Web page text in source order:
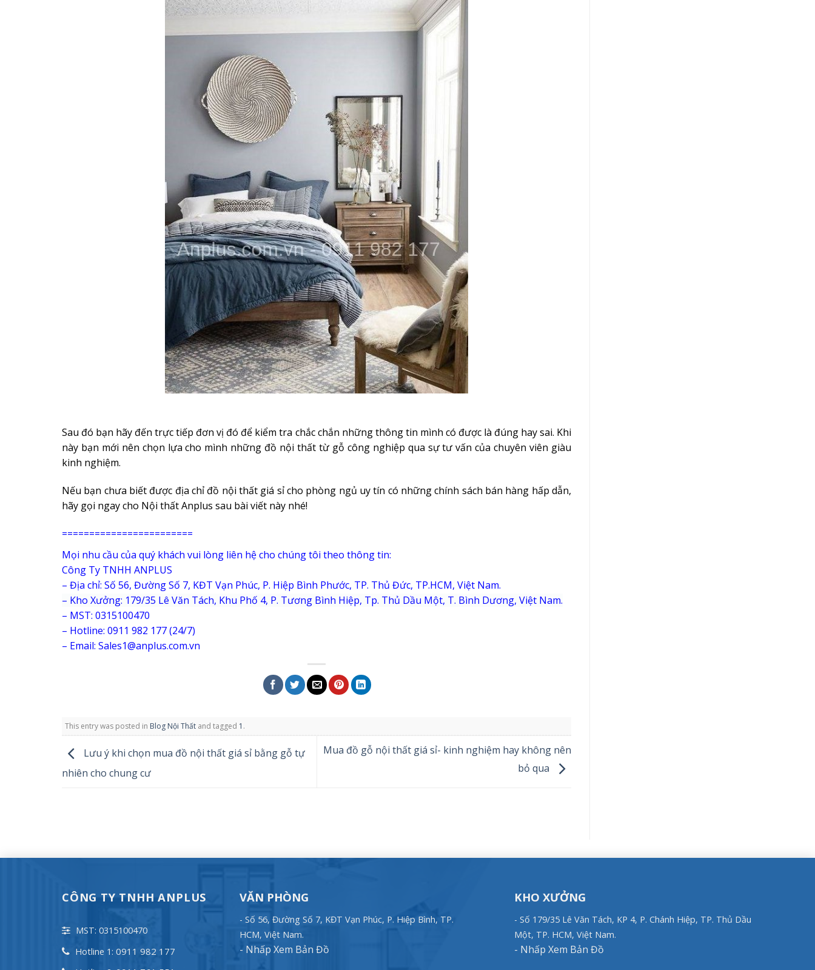
Sau đó bạn hãy đến trực tiếp đơn vị đó để kiểm tra chắc chắn những thông tin mình có được là đúng hay sai. Khi
này bạn mới nên chọn lựa cho mình những đồ nội thất từ gỗ công nghiệp qua sự tư vấn của chuyên viên giàu
kinh nghiệm.
Nếu bạn chưa biết được địa chỉ đồ nội thất giá sỉ cho phòng ngủ uy tín có những chính sách bán hàng hấp dẫn,
hãy gọi ngay cho Nội thất Anplus sau bài viết này nhé!
========================
Mọi nhu cầu của quý khách vui lòng liên hệ cho chúng tôi theo thông tin:
Công Ty TNHH ANPLUS
– Địa chỉ: Số 56, Đường Số 7, KĐT Vạn Phúc, P. Hiệp Bình Phước, TP. Thủ Đức, TP.HCM, Việt Nam.
– Kho Xưởng: 179/35 Lê Văn Tách, Khu Phố 4, P. Tương Bình Hiệp, Tp. Thủ Dầu Một, T. Bình Dương, Việt Nam.
– MST: 0315100470
– Hotline: 0911 982 177 (24/7)
– Email: Sales1@anplus.com.vn
This entry was posted in Blog Nội Thất and tagged 1 .
Lưu ý khi chọn mua đồ nội thất giá sỉ bằng gỗ tự
nhiên cho chung cư
Mua đồ gỗ nội thất giá sỉ- kinh nghiệm hay không nên
bỏ qua
CÔNG TY TNHH ANPLUS
MST: 0315100470
Hotline 1: 0911 982 177
VĂN PHÒNG
- Số 56, Đường Số 7, KĐT Vạn Phúc, P. Hiệp Bình, TP.
HCM, Việt Nam.
- Nhấp Xem Bản Đồ
KHO XƯỞNG
- Số 179/35 Lê Văn Tách, KP 4, P. Chánh Hiệp, TP. Thủ Dầu
Một, TP. HCM, Việt Nam.
- Nhấp Xem Bản Đồ